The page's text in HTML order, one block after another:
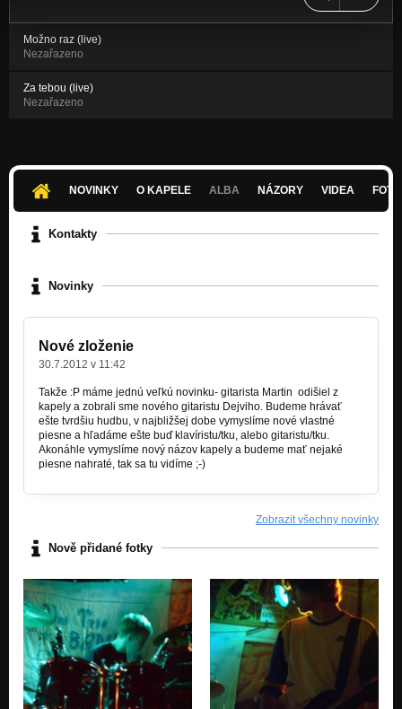
Možno raz (live)
Nezařazeno
Za tebou (live)
Nezařazeno
NOVINKY O KAPELE ALBA NÁZORY VIDEA
Kontakty
Novinky
Nové zloženie
30.7.2012 v 11:42
Takže :P máme jednú veľkú novinku- gitarista Martin odišiel z
kapely a zobrali sme nového gitaristu Dejviho. Budeme hrávať
ešte tvrdšiu hudbu, v najbližšej dobe vymyslíme nové vlastné
piesne a hľadáme ešte buď klavíristu/tku, alebo gitaristu/tku.
Akonáhle vymyslíme nový názov kapely a budeme mať nejaké
piesne nahraté, tak sa tu vidíme ;-)
Zobrazit všechny novinky
Nově přidané fotky